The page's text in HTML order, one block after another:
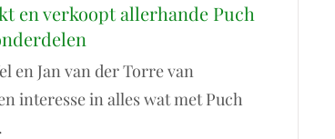
en verkoopt allerhande Puch
en Jan van der Torre van
interesse in alles wat met Puch